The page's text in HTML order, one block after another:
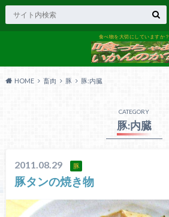
食べ物を大切にしていますか？
HOME 畜肉 豚 豚:内臓
CATEGORY
豚:内臓
2011.08.29 豚
豚タンの焼き物